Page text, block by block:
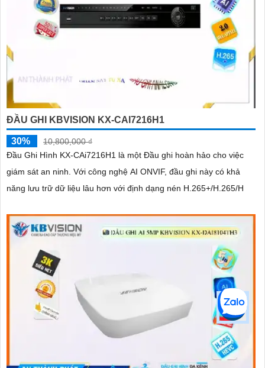
ĐẦU GHI KBVISION KX-CAI7216H1
30%
10,800,000 ₫
Đầu Ghi Hình KX-CAi7216H1 là một Đầu ghi hoàn hảo cho việc
giám sát an ninh. Với công nghệ AI ONVIF, đầu ghi này có khả
năng lưu trữ dữ liệu lâu hơn với định dạng nén H.265+/H.265/H